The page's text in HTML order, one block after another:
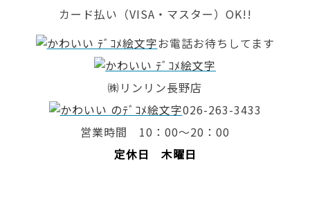
カード払い（VISA・マスター）OK!!
お電話お待ちしてます
㈱リンリン長野店
026-263-3433
営業時間 10：00～20：00
定休日 木曜日